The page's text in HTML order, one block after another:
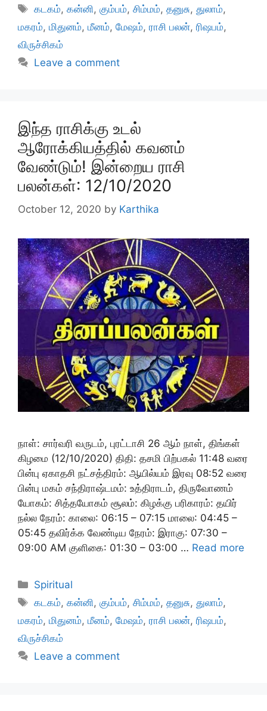
Tags
கடகம்,கன்னி ,கும்பம்,சிம்மம்,தனுசு,துலாம்,
மகரம், மிதுனம், மீனம், மேஷம், ராசி பலன், ரிஷபம்,
விருச்சிகம்
Leave a comment
இந்த ராசிக்கு உடல்
ஆரோக்கியத்தில் கவனம்
வேண்டும்! இன்றைய ராசி
பலன்கள்: 12/10/2020
October 12, 2020 by Karthika
நாள்: சார்வரி வருடம், புரட்டாசி 26 ஆம் நாள், திங்கள்
கிழமை (12/10/2020) திதி: தசமி பிற்பகல் 11:48 வரை
பின்பு ஏகாதசி நட்சத்திரம்: ஆயில்யம் இரவு 08:52 வரை
பின்பு மகம் சந்திராஷ்டமம்: உத்திராடம், திருவோணம்
யோகம்: சித்தயோகம் சூலம்: கிழக்கு பரிகாரம்: தயிர்
நல்ல நேரம்: காலை: 06:15 – 07:15 மாலை: 04:45 –
05:45 தவிர்க்க வேண்டிய நேரம்: இராகு: 07:30 –
09:00 AM குளிகை: 01:30 – 03:00 … Read more
Categories
Spiritual
Tags
கடகம்,கன்னி,கும்பம்,சிம்மம்,தனுசு,துலாம்,
மகரம், மிதுனம், மீனம், மேஷம், ராசி பலன், ரிஷபம்,
விருச்சிகம்
Leave a comment